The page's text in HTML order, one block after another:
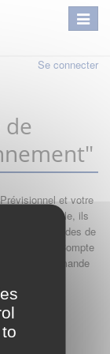
Se connecter
et votre
encore valable, ils
demandes de
votre Compte
votre demande